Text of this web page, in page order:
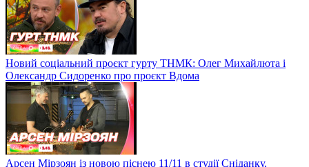
Новий соціальний проєкт гурту ТНМК: Олег Михайлюта і
Олександр Сидоренко про проєкт Вдома
Арсен Мірзоян із новою піснею 11/11 в студії Сніданку.